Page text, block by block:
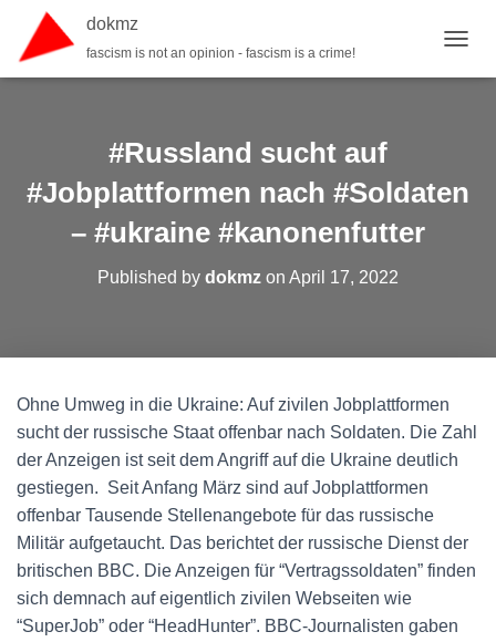
dokmz
fascism is not an opinion - fascism is a crime!
#Russland sucht auf
#Jobplattformen nach #Soldaten
– #ukraine #kanonenfutter
Published by dokmz on April 17, 2022
Ohne Umweg in die Ukraine: Auf zivilen Jobplattformen
sucht der russische Staat offenbar nach Soldaten. Die Zahl
der Anzeigen ist seit dem Angriff auf die Ukraine deutlich
gestiegen. Seit Anfang März sind auf Jobplattformen
offenbar Tausende Stellenangebote für das russische
Militär aufgetaucht. Das berichtet der russische Dienst der
britischen BBC. Die Anzeigen für “Vertragssoldaten” finden
sich demnach auf eigentlich zivilen Webseiten wie
“SuperJob” oder “HeadHunter”. BBC-Journalisten gaben